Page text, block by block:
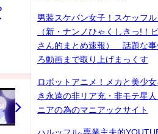
男装スケバン女子！スケッフル
（新・ナンノひゃくしきっ!！
さん的まとめ速報） 話題な事
ろ動画まで取り上げまっくす
ロボットアニメ！メカと美少
き永遠の非リア充・非モテ星
ニアの為のマニアックサイト